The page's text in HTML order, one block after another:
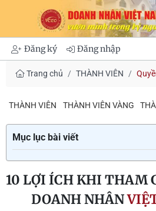
Đăng ký Đăng nhập
Trang chủ THÀNH VIÊN
THÀNH VIÊN THÀNH VIÊN VÀNG
Mục lục bài viết
10 LỢI ÍCH KHI THAM
DOANH NHÂN